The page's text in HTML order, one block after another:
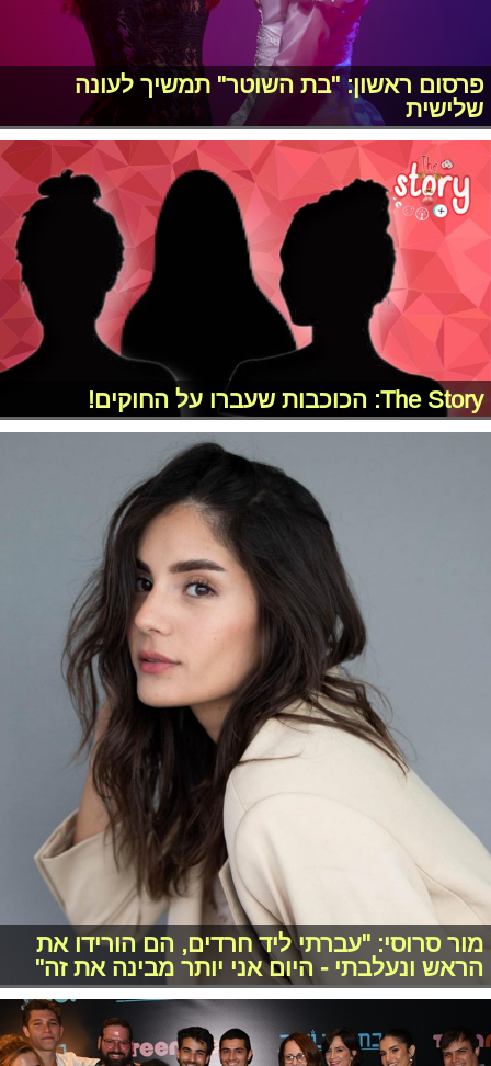
פרסום ראשון: "בת השוטר" תמשיך לעונה
שלישית
The Story: הכוכבות שעברו על החוקים!
מור סרוסי: "עברתי ליד חרדים, הם הורידו את
הראש ונעלבתי - היום אני יותר מבינה את זה"